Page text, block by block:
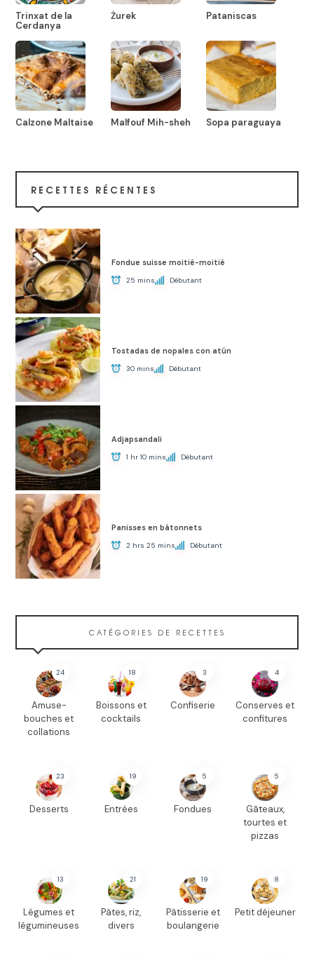
Trinxat de la
Cerdanya
Żurek Pataniscas
Calzone Maltaise Malfouf Mih-sheh Sopa paraguaya
RECETTES RÉCENTES
Fondue suisse moitié-moitié
25 mins Débutant
Tostadas de nopales con atún
30 mins Débutant
Adjapsandali
1 hr 10 mins Débutant
Panisses en bâtonnets
2 hrs 25 mins Débutant
CATÉGORIES DE RECETTES
24
Amuse-
bouches et
collations
18
Boissons et
cocktails
3
Confiserie
4
Conserves et
confitures
23
Desserts
19
Entrées
5
Fondues
5
Gâteaux,
tourtes et
pizzas
13
Légumes et
légumineuses
21
Pâtes, riz,
divers
19
Pâtisserie et
boulangerie
8
Petit déjeuner